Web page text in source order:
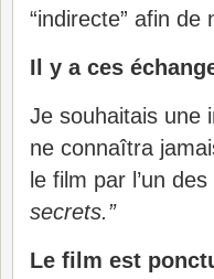
“indirecte” afin
Il y a ces
Je souhaitais une
ne connaîtra
le film par l’un
secrets.”
Le film est